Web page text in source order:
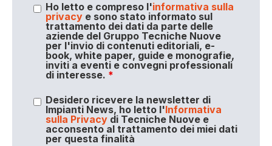
Ho letto e compreso l'informativa sulla
privacye sono stato informato sul
trattamento dei dati da parte delle
aziende del Gruppo Tecniche Nuove
per l'invio di contenuti editoriali, e-
book, white paper, guide e monografie,
inviti a eventi e convegni professionali
di interesse. *
Desidero ricevere la newsletter di
Impianti News, ho letto l'Informativa
sulla Privacydi Tecniche Nuove e
acconsento al trattamento dei miei dati
per questa finalità